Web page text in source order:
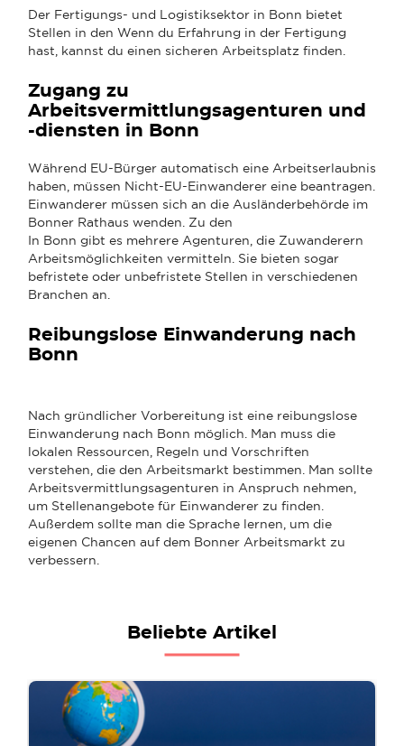
Der Fertigungs- und Logistiksektor in Bonn bietet
Stellen in den Wenn du Erfahrung in der Fertigung
hast, kannst du einen sicheren Arbeitsplatz finden.
Zugang zu
Arbeitsvermittlungsagenturen und
-diensten in Bonn
Während EU-Bürger automatisch eine Arbeitserlaubnis
haben, müssen Nicht-EU-Einwanderer eine beantragen.
Einwanderer müssen sich an die Ausländerbehörde im
Bonner Rathaus wenden. Zu den
In Bonn gibt es mehrere Agenturen, die Zuwanderern
Arbeitsmöglichkeiten vermitteln. Sie bieten sogar
befristete oder unbefristete Stellen in verschiedenen
Branchen an.
Reibungslose Einwanderung nach
Bonn
Nach gründlicher Vorbereitung ist eine reibungslose
Einwanderung nach Bonn möglich. Man muss die
lokalen Ressourcen, Regeln und Vorschriften
verstehen, die den Arbeitsmarkt bestimmen. Man sollte
Arbeitsvermittlungsagenturen in Anspruch nehmen,
um Stellenangebote für Einwanderer zu finden.
Außerdem sollte man die Sprache lernen, um die
eigenen Chancen auf dem Bonner Arbeitsmarkt zu
verbessern.
Beliebte Artikel